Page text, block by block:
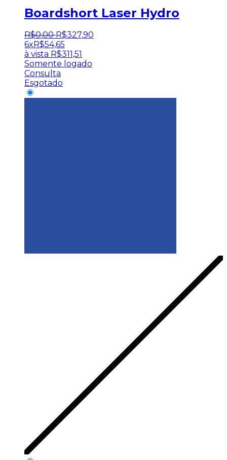
Boardshort Laser Hydro
R$0,00 R$327,90
6x R$54,65
à vista R$311,51
Somente logado
Consulta
Esgotado